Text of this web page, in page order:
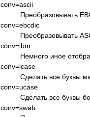
conv=ascii
Преобразовывать
conv=ebcdic
Преобразовывать
conv=ibm
Немного иное
conv=lcase
Сделать все буквы
conv=ucase
Сделать все буквы
conv=swab